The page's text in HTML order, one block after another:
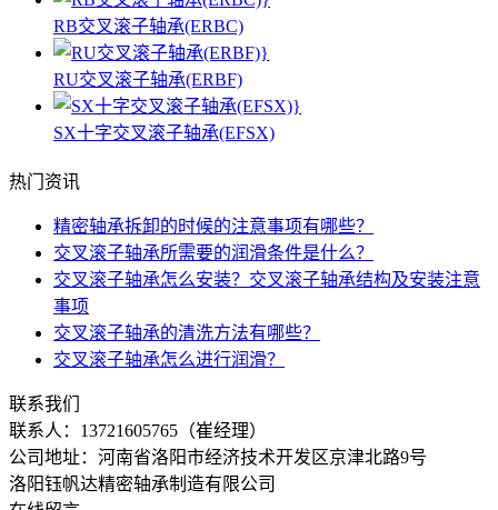
RB交叉滚子轴承(ERBC)
RU交叉滚子轴承(ERBF)
SX十字交叉滚子轴承(EFSX)
热门资讯
精密轴承拆卸的时候的注意事项有哪些？
交叉滚子轴承所需要的润滑条件是什么？
交叉滚子轴承怎么安装？交叉滚子轴承结构及安装注意
事项
交叉滚子轴承的清洗方法有哪些？
交叉滚子轴承怎么进行润滑？
联系我们
联系人： 13721605765（崔经理）
公司地址：河南省洛阳市经济技术开发区京津北路9号
洛阳钰帆达精密轴承制造有限公司